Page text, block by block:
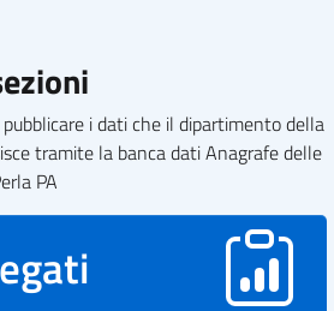
i dati che il dipartimento della
tramite la banca dati Anagrafe delle
PA